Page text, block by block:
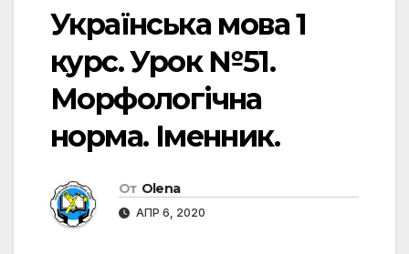
Українська мова 1
курс. Урок №51.
Морфологічна
норма. Іменник.
От Olena
АПР 6, 2020